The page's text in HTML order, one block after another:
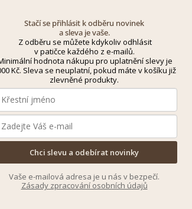
Stačí se přihlásit k odběru novinek
a sleva je vaše.
Z odběru se můžete kdykoliv odhlásit
v patičce každého z e-mailů.
hodnota nákupu pro uplatnění slevy je
Kč. Sleva se neuplatní, pokud máte v košíku již
zlevněné produkty.
Chci slevu a odebírat novinky
Vaše e-mailová adresa je u nás v bezpečí.
Zásady zpracování osobních údajů